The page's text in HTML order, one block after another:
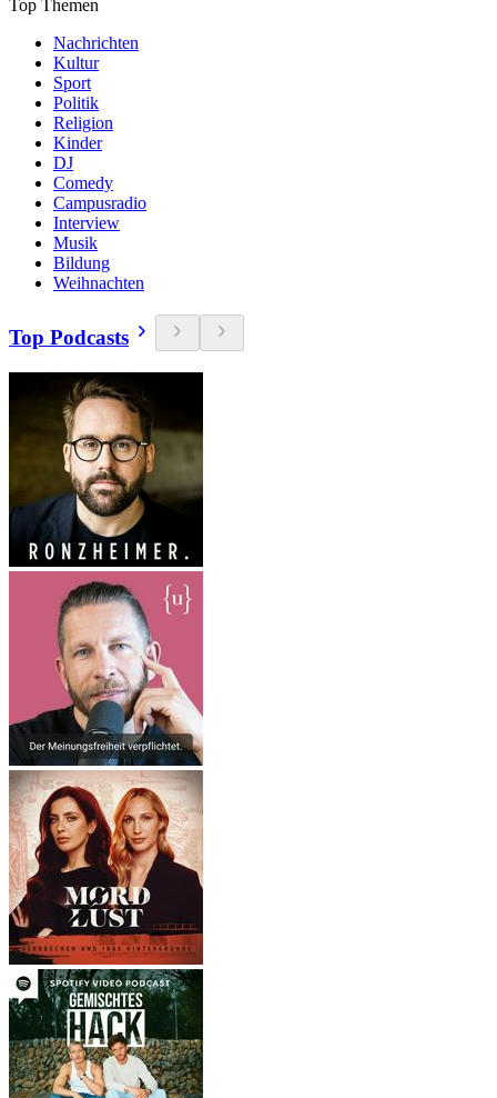
Top Themen
Nachrichten
Kultur
Sport
Politik
Religion
Kinder
DJ
Comedy
Campusradio
Interview
Musik
Bildung
Weihnachten
Top Podcasts